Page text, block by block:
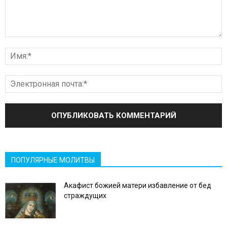
ПОПУЛЯРНЫЕ МОЛИТВЫ
Акафист божией матери избавление от бед
страждущих